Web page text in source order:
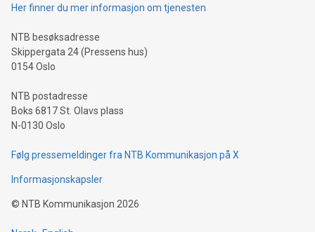
Her finner du mer informasjon om tjenesten
NTB besøksadresse
Skippergata 24 (Pressens hus)
0154 Oslo
NTB postadresse
Boks 6817 St. Olavs plass
N-0130 Oslo
Følg pressemeldinger fra NTB Kommunikasjon på X
Informasjonskapsler
© NTB Kommunikasjon 2026